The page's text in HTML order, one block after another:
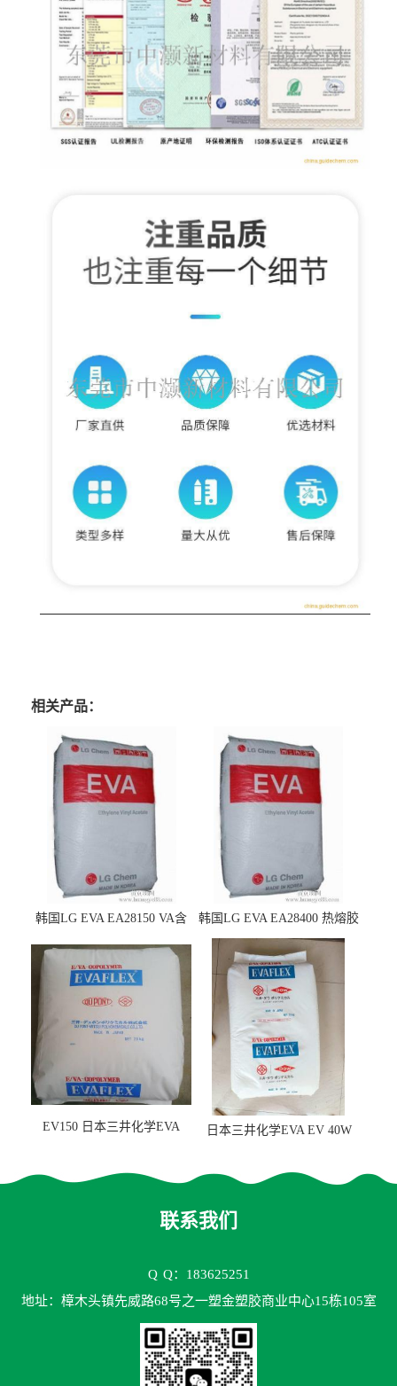
相关产品：
韩国LG EVA EA28150 VA含
韩国LG EVA EA28400 热熔胶
级 VA含量28 熔指400
EV150 日本三井化学EVA
日本三井化学EVA EV 40W
联系我们
Q Q：183625251
地址：樟木头镇先威路68号之一塑金塑胶商业中心15栋105室